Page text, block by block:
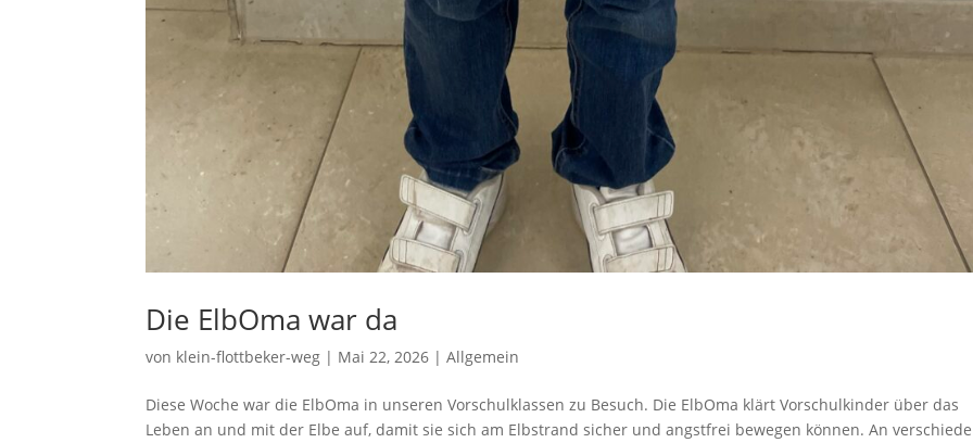
Die ElbOma war da
von klein-flottbeker-weg | Mai 22, 2026 |Allgemein
Diese Woche war die ElbOma in unseren Vorschulklassen zu Besuch. Die ElbOma klärt Vorschulkinder über das
Leben an und mit der Elbe auf, damit sie sich am Elbstrand sicher und angstfrei bewegen können. An